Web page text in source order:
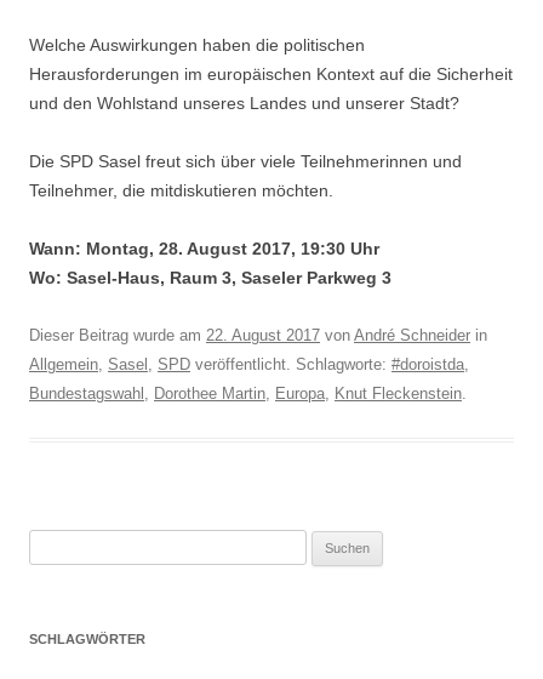
Welche Auswirkungen haben die politischen
Herausforderungen im europäischen Kontext auf die Sicherheit
und den Wohlstand unseres Landes und unserer Stadt?
Die SPD Sasel freut sich über viele Teilnehmerinnen und
Teilnehmer, die mitdiskutieren möchten.
Wann: Montag, 28. August 2017, 19:30 Uhr
Wo: Sasel-Haus, Raum 3, Saseler Parkweg 3
Dieser Beitrag wurde am 22. August 2017 von André Schneider in
Allgemein, Sasel , SPD veröffentlicht. Schlagworte: #doroistda,
Bundestagswahl , Dorothee Martin, Europa, Knut Fleckenstein.
SCHLAGWÖRTER